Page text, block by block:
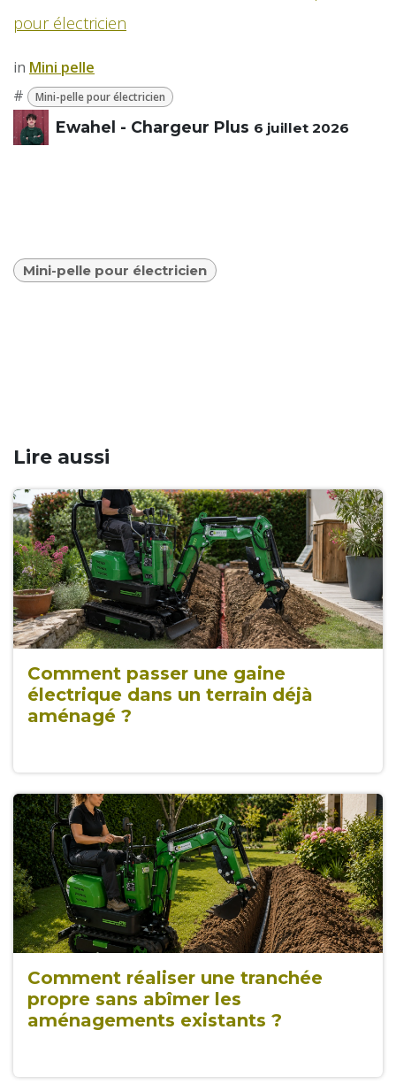
pour électricien
in ​Mini pelle
#
Mini-pelle pour électricien
Ewahel - Chargeur Plus 6 juillet 2026
Mini-pelle pour électricien
Lire aussi
Comment passer une gaine
électrique dans un terrain déjà
aménagé ?
Comment réaliser une tranchée
propre sans abîmer les
aménagements existants ?